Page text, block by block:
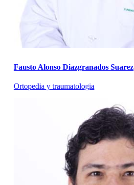
Fausto Alonso Diazgranados Suarez
Ortopedia y traumatologia